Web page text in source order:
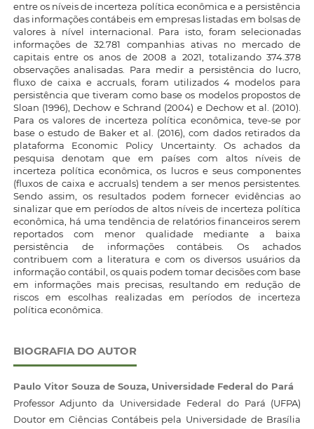
entre os níveis de incerteza política econômica e a persistência
das informações contábeis em empresas listadas em bolsas de
valores à nível internacional. Para isto, foram selecionadas
informações de 32.781 companhias ativas no mercado de
capitais entre os anos de 2008 a 2021, totalizando 374.378
observações analisadas. Para medir a persistência do lucro,
fluxo de caixa e accruals, foram utilizados 4 modelos para
persistência que tiveram como base os modelos propostos de
Sloan (1996), Dechow e Schrand (2004) e Dechow et al. (2010).
Para os valores de incerteza política econômica, teve-se por
base o estudo de Baker et al. (2016), com dados retirados da
plataforma Economic Policy Uncertainty. Os achados da
pesquisa denotam que em países com altos níveis de
incerteza política econômica, os lucros e seus componentes
(fluxos de caixa e accruals) tendem a ser menos persistentes.
Sendo assim, os resultados podem fornecer evidências ao
sinalizar que em períodos de altos níveis de incerteza política
econômica, há uma tendência de relatórios financeiros serem
reportados com menor qualidade mediante a baixa
persistência de informações contábeis. Os achados
contribuem com a literatura e com os diversos usuários da
informação contábil, os quais podem tomar decisões com base
em informações mais precisas, resultando em redução de
riscos em escolhas realizadas em períodos de incerteza
política econômica.
BIOGRAFIA DO AUTOR
Paulo Vitor Souza de Souza, Universidade Federal do Pará
Professor Adjunto da Universidade Federal do Pará (UFPA)
Doutor em Ciências Contábeis pela Universidade de Brasília